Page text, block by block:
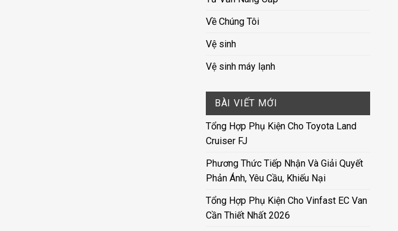
Về Chúng Tôi
Vệ sinh
Vệ sinh máy lạnh
BÀI VIẾT MỚI
Tổng Hợp Phụ Kiện Cho Toyota Land
Cruiser FJ
Phương Thức Tiếp Nhận Và Giải Quyết
Phản Ánh, Yêu Cầu, Khiếu Nại
Tổng Hợp Phụ Kiện Cho Vinfast EC Van
Cần Thiết Nhất 2026